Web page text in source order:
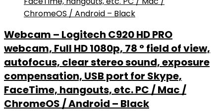
Webcam – Logitech C920 HD PRO
webcam, Full HD 1080p, 78 ° field of view,
autofocus, clear stereo sound, exposure
compensation, USB port for Skype,
FaceTime, hangouts, etc. PC / Mac /
ChromeOS / Android – Black